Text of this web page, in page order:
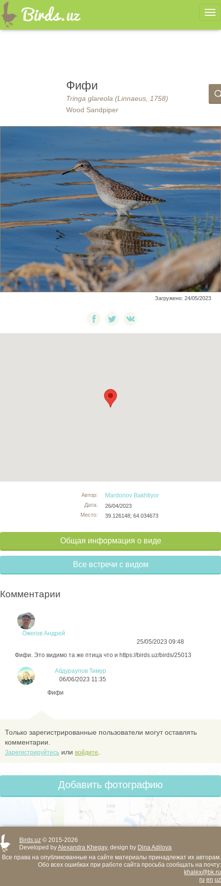
Фифи
Tringa glareola (Linnaeus, 1758)
Wood Sandpiper
Загружено: 24/05/2023
Автор:
Дата:
Место:
Mardonov Bakhtiyor
26/04/2023
39.126148; 64.034673
Общая информация о виде
Все встречи с видом
Комментарии
Ожегов Андрей
25/05/2023 09:48
Фифи. Это видимо та же птица что и https://birds.uz/birds/25013
Абдураупов Тимур
06/06/2023 11:35
Фифи
Только зарегистрированные пользователи могут оставлять
комментарии.
Зарегистрируйтесь или войдите
Добавить фотографию
Birds.uz © 2015-2026
Developed byAlexandra Khegay, design by Dina Adilova
Все права на опубликованные на сайте материалы принадлежат их авторам.
Обо всех ошибках при работе сайта просьба сообщать на почту:
khalex@bk.ru
ru en uz